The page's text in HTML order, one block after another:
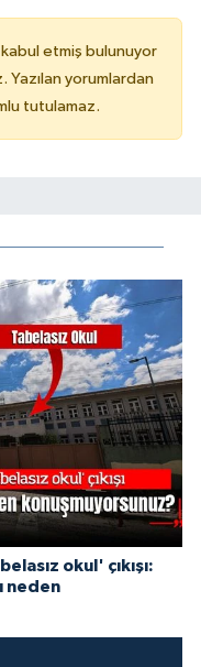
kabul etmiş bulunuyor
yorumlardan
tutulamaz.
okul' çıkışı:
neden